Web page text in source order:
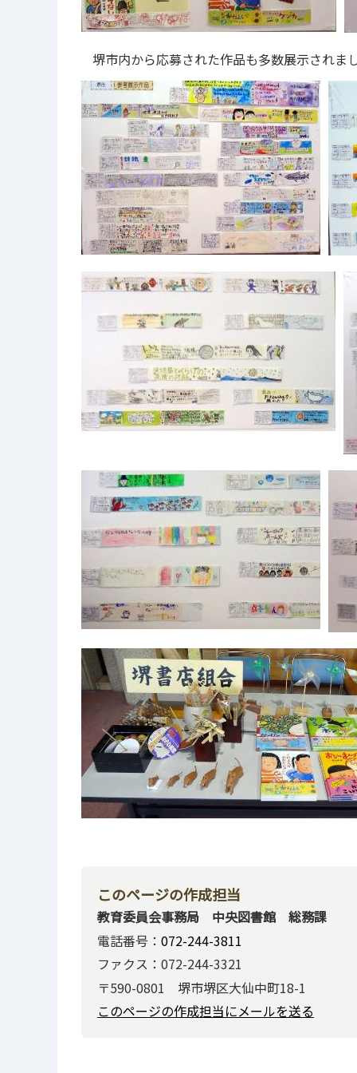
堺市内から応募された作品も多数展示されま
このページの作成担当
教育委員会事務局 中央図書館 総務課
電話番号： 072-244-3811
ファクス：072-244-3321
〒590-0801 堺市堺区大仙中町18-1
このページの作成担当にメールを送る